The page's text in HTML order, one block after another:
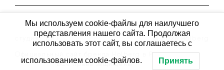
студия ''КИТ''
Официальный сайт бренда Holberg в России
Все права защищены
© 2026 Holberg
Мы используем cookie-файлы для наилучшего
представления нашего сайта. Продолжая
использовать этот сайт, вы соглашаетесь с
использованием cookie-файлов. Принять